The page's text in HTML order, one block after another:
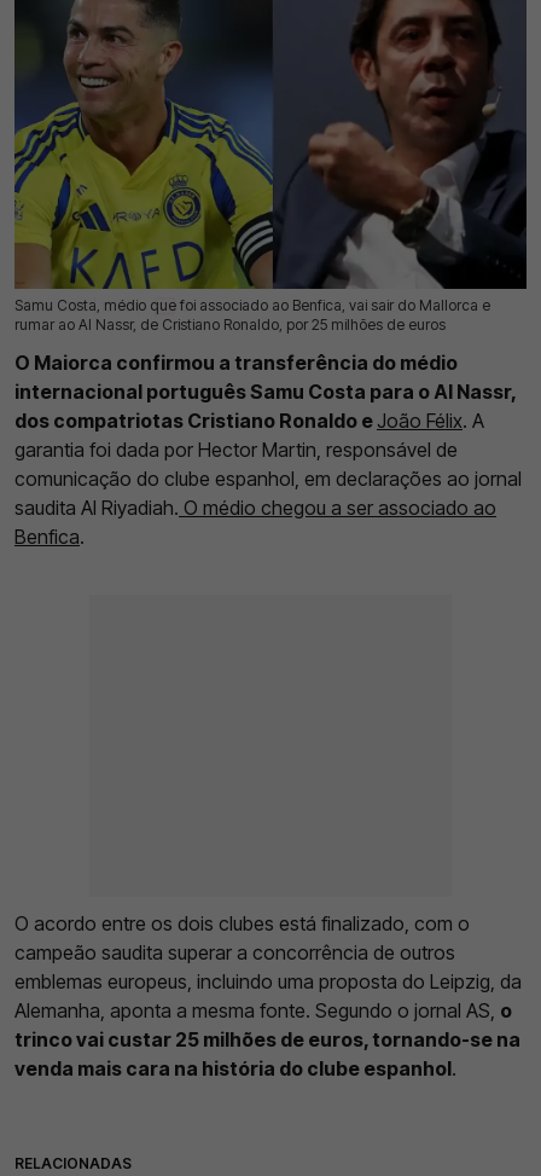
Samu Costa, médio que foi associado ao Benfica, vai sair do Mallorca e
rumar ao Al Nassr, de Cristiano Ronaldo, por 25 milhões de euros
22 Jul 2026 | 13:05 | 0
O Maiorca confirmou a transferência do médio
internacional português Samu Costa para o Al Nassr,
dos compatriotas Cristiano Ronaldo e João Félix. A
garantia foi dada por Hector Martin, responsável de
comunicação do clube espanhol, em declarações ao jornal
saudita Al Riyadiah. O médio chegou a ser associado ao
Benfica.
O acordo entre os dois clubes está finalizado, com o
campeão saudita superar a concorrência de outros
emblemas europeus, incluindo uma proposta do Leipzig, da
Alemanha, aponta a mesma fonte. Segundo o jornal AS, o
trinco vai custar 25 milhões de euros, tornando-se na
venda mais cara na história do clube espanhol.
RELACIONADAS